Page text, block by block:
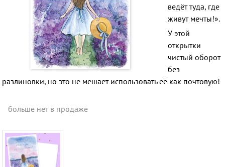
ведёт туда, где
живут мечты!».
У этой
открытки
чистый оборот
без
разлиновки, но это не мешает использовать её как почтовую!
больше нет в продаже